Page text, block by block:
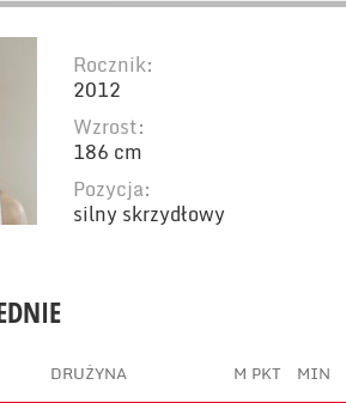
Rocznik:
2012
Wzrost:
186 cm
Pozycja:
silny skrzydłowy
DRUŻYNA M PKT MIN